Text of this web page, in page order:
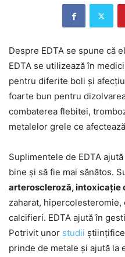
Despre EDTA se spune că
EDTA se utilizează în
pentru diferite boli și
foarte bun pentru
combaterea flebitei,
metalelor grele ce
Suplimentele de EDTA
bine și să fie mai sănătos.
arteroscleroză, intoxicație
zaharat,
calcifieri. EDTA ajută în
Potrivit unor studii
prinde de metale și ajută la